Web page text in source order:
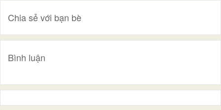
Chia sẻ với bạn bè
Bình luận